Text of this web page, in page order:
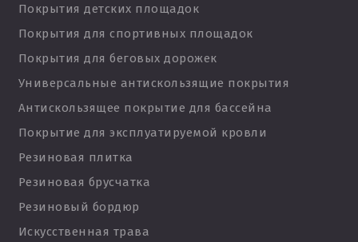
Покрытия детских площадок
Покрытия для спортивных площадок
Покрытия для беговых дорожек
Универсальные антискользящие покрытия
Антискользящее покрытие для бассейна
Покрытие для эксплуатируемой кровли
Резиновая плитка
Резиновая брусчатка
Резиновый бордюр
Искусственная трава